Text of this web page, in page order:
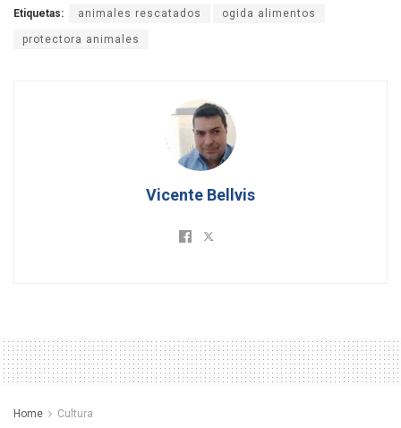
Etiquetas: animales rescatados ogida alimentos
protectora animales
Vicente Bellvis
Home Cultura